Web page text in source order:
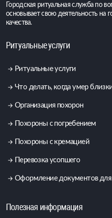
Городская ритуальная служба по
основывает свою деятельность на
качества.
Ритуальные услуги
Ритуальные услуги
Что делать, когда умер
Организация похорон
Похороны с погребением
Похороны с кремацией
Перевозка усопшего
Оформление документов для
Полезная информация